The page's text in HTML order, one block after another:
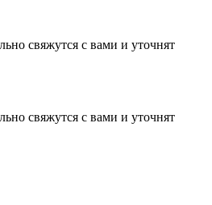
свяжутся с вами и уточнят
свяжутся с вами и уточнят